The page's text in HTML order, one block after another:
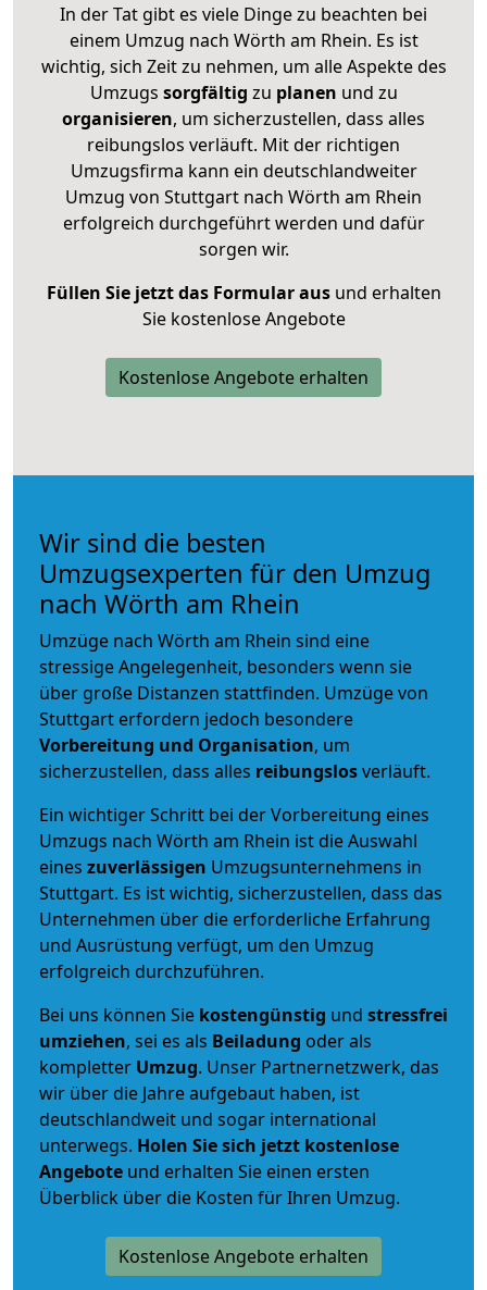
In der Tat gibt es viele Dinge zu beachten bei
einem Umzug nach Wörth am Rhein. Es ist
wichtig, sich Zeit zu nehmen, um alle Aspekte des
Umzugs sorgfältig zu planen und zu
organisieren, um sicherzustellen, dass alles
reibungslos verläuft. Mit der richtigen
Umzugsfirma kann ein deutschlandweiter
Umzug von Stuttgart nach Wörth am Rhein
erfolgreich durchgeführt werden und dafür
sorgen wir.
Füllen Sie jetzt das Formular ausund erhalten
Sie kostenlose Angebote
Kostenlose Angebote erhalten
Wir sind die besten
Umzugsexperten für den Umzug
nach Wörth am Rhein
Umzüge nach Wörth am Rhein sind eine
stressige Angelegenheit, besonders wenn sie
über große Distanzen stattfinden. Umzüge von
Stuttgart erfordern jedoch besondere
Vorbereitung und Organisation, um
sicherzustellen, dass alles reibungslosverläuft.
Ein wichtiger Schritt bei der Vorbereitung eines
Umzugs nach Wörth am Rhein ist die Auswahl
eines zuverlässigen Umzugsunternehmens in
Stuttgart. Es ist wichtig, sicherzustellen, dass das
Unternehmen über die erforderliche Erfahrung
und Ausrüstung verfügt, um den Umzug
erfolgreich durchzuführen.
Bei uns können Sie kostengünstig und stressfrei
umziehen, sei es als Beiladung oder als
kompletter Umzug. Unser Partnernetzwerk, das
wir über die Jahre aufgebaut haben, ist
deutschlandweit und sogar international
unterwegs. Holen Sie sich jetzt kostenlose
Angebote und erhalten Sie einen ersten
Überblick über die Kosten für Ihren Umzug.
Kostenlose Angebote erhalten